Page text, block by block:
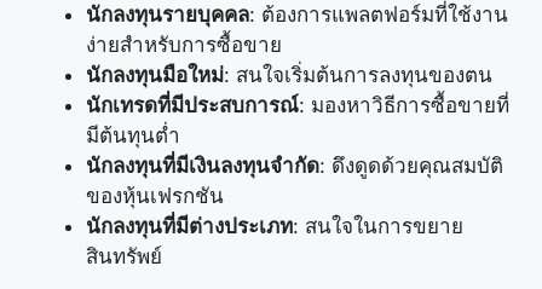
นักลงทุนรายบุคคล: ต้องการแพลตฟอร์มที่ใช้งาน
ง่ายสำหรับการซื้อขาย
นักลงทุนมือใหม่: สนใจเริ่มต้นการลงทุนของตน
นักเทรดที่มีประสบการณ์: มองหาวิธีการซื้อขายที่
มีต้นทุนต่ำ
นักลงทุนที่มีเงินลงทุนจำกัด: ดึงดูดด้วยคุณสมบัติ
ของหุ้นเฟรกชัน
นักลงทุนที่มีต่างประเภท: สนใจในการขยาย
สินทรัพย์